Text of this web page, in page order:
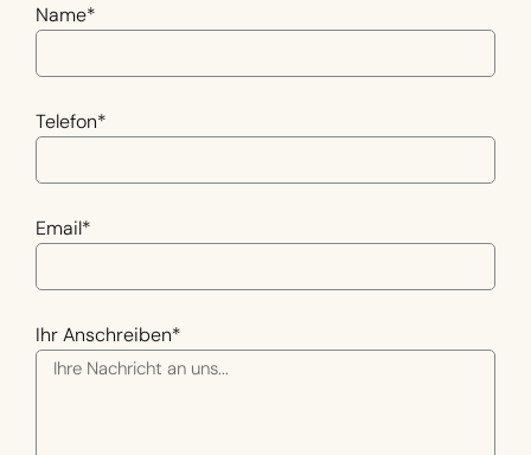
Name*
Telefon*
Email*
Ihr Anschreiben*